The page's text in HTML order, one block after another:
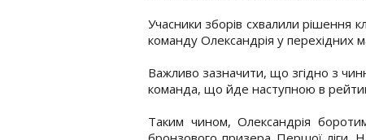
Учасники зборів схвалили рішення
команду Олександрія у перехідних
Важливо зазначити, що згідно з
команда, що йде наступною в
Таким чином, Олександрія